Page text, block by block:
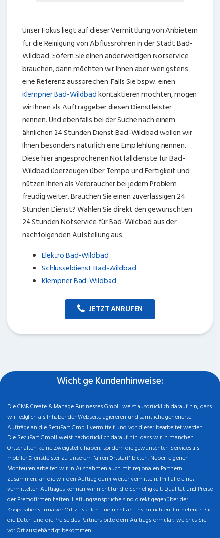
Unser Fokus liegt auf dieser Vermittlung von Anbietern
für die Reinigung von Abflussrohren in der Stadt Bad-
Wildbad. Sofern Sie einen anderweitigen Notservice
brauchen, dann möchten wir Ihnen aber wenigstens
eine Referenz aussprechen. Falls Sie bspw. einen
Klempner Bad-Wildbadkontaktieren möchten, mögen
wir Ihnen als Auftraggeber diesen Dienstleister
nennen. Und ebenfalls bei der Suche nach einem
ähnlichen 24 Stunden Dienst Bad-Wildbad wollen wir
Ihnen besonders natürlich eine Empfehlung nennen.
Diese hier angesprochenen Notfalldienste für Bad-
Wildbad überzeugen über Tempo und Fertigkeit und
nützen Ihnen als Verbraucher bei jedem Problem
freudig weiter. Brauchen Sie einen zuverlässigen 24
Stunden Dienst? Wählen Sie direkt den gewünschten
24 Stunden Notservice für Bad-Wildbad aus der
nachfolgenden Aufstellung aus.
Elektro Bad-Wildbad
Schlüsseldienst Bad-Wildbad
Klempner Bad-Wildbad
JETZT ANRUFEN
Wichtige Kundenhinweise:
Die CMB Create & Manage Businesses GmbH weist ausdrücklich darauf hin, dass
wir ledglich als Inhaber der Webseite agiereren und sämtliche generierte
Aufträge an die SecuPart GmbH vermittelt und von dieser bearbeitet werden.
Die SecuPart GmbH weist nachdrücklich darauf hin, dass wir in manchen
Ortschaften keine Zweigstelle haben, sondern die gewünschten Services als
mobiler Dienstleister zu unserem fairen Ortstarif bieten. Neben eigenen
Monteuren arbeiten wir in Ausnahmen auch mit regionalen Partnern
zusammen, an die wir den Auftrag dann weiter vermitteln. Im Falle eines
vermittelten Auftrages können wir nicht für die Schnelligkeit, Qualität und Preise
der Fremdfirmen haften. Haftungsansprüche sind direkt gegenüber der
Kooperationsfirma vor Ort zu stellen und nicht an uns zu richten. Entnehmen Sie
die Daten und die Preise des Partners bitte dem Auftragsformular, welches Sie
vor Ort ausgehändigt bekommen.